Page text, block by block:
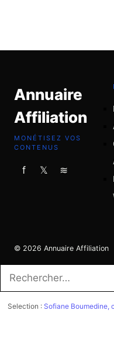
Annuaire
Affiliation
MONÉTISEZ VOS
CONTENUS
f 𝕏 ≋
© 2026 Annuaire Affiliation
Rechercher :
Selection : Sofiane Boumedine,